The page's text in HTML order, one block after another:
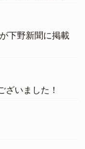
下野新聞に掲載
ざいました！